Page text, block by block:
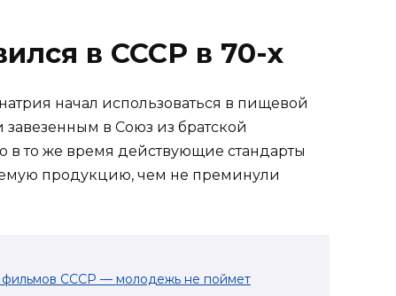
в СССР в 70-х
начал использоваться в пищевой
в Союз из братской
в то же время действующие стандарты
продукцию, чем не преминули
фильмов СССР — молодежь не поймет